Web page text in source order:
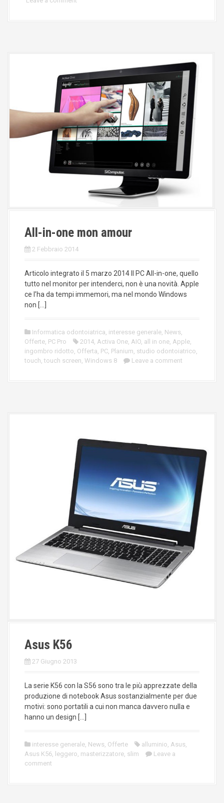
All-in-one mon amour
2 Febbraio 2014
Articolo integrato il 5 marzo 2014 Il PC All-in-one, quello
tutto nel monitor per intenderci, non è una novità. Apple
ce l’ha da tempi immemori, ma nel mondo Windows
non […]
Informatica odontoiatrica interesse generale News
Offerte PC Pro 2014 Activa One AIO all in one Apple
ingombro ridotto Offerta PC Planium studio odontoiatrico
touch touch screen Windows 8 Leave a comment
Asus K56
27 Giugno 2013
La serie K56 con la S56 sono tra le più apprezzate della
produzione di notebook Asus sostanzialmente per due
motivi: sono portatili a cui non manca davvero nulla e
hanno un design […]
interesse generale News Offerte alluminio Asus
Asus K56 leggero masterizzatore slim
Leave a
comment